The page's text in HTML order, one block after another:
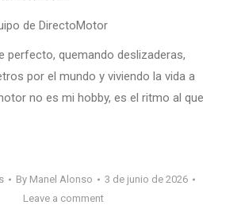
de DirectoMotor
perfecto, quemando deslizaderas,
por el mundo y viviendo la vida a
no es mi hobby, es el ritmo al que
By Manel Alonso
3 de junio de 2026
Leave a comment